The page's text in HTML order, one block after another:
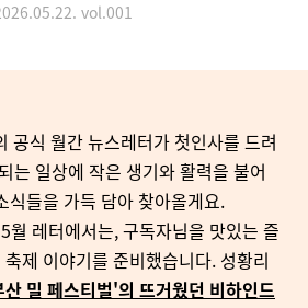
vol.001
공식 월간 뉴스레터가 첫인사를 드려
는 일상에 작은 생기와 활력을 불어
식들을 가득 담아 찾아올게요.
월 레터에서는, 구독자님을 맛있는 즐
제 이야기를 준비했습니다. 성황리
밀 페스티벌'의 뜨거웠던 비하인드